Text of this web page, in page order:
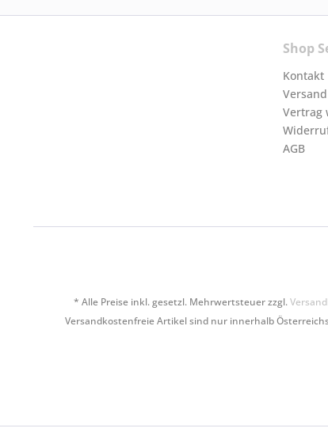
Shop
Kontakt
Vertrag
AGB
* Alle Preise inkl. gesetzl. Mehrwertsteuer zzgl.
Versandkostenfreie Artikel sind nur innerhalb